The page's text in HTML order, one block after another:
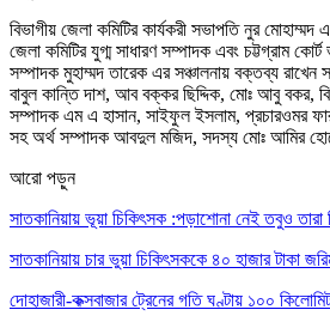
বিভাগীয় জেলা কমিটির কার্যকরী সভাপতি নুর মোহাম্মদ
জেলা কমিটির যুগ্ম সাধারণ সম্পাদক এবং চট্টগ্রাম
সম্পাদক মুহাম্মদ তারেক এর সঞ্চালনায় বক্তব্য রাখেন
বাবুল কান্তি দাশ, আব বক্কর ছিদ্দিক, মোঃ আবু বকর,
সম্পাদক এম এ হাসান, সাইফুল ইসলাম, প্রচারওমর
সহ অর্থ সম্পাদক আবদুল মজিদ, সদস্য মোঃ আমির
আরো পড়ুন
সাতকানিয়ায় ভূয়া চিকিৎসক :পড়াশোনা নেই তবুও
সাতকানিয়ায় চার ভুয়া চিকিৎসককে ৪০ হাজার টাকা
দোহাজারী-কক্সবাজার ট্রেনের গতি ঘণ্টায় ১০০